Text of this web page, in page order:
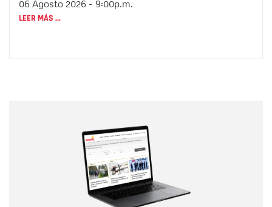
06 Agosto 2026 - 9:00p.m.
LEER MÁS ...
Correo electrónico
Tipo de comentario